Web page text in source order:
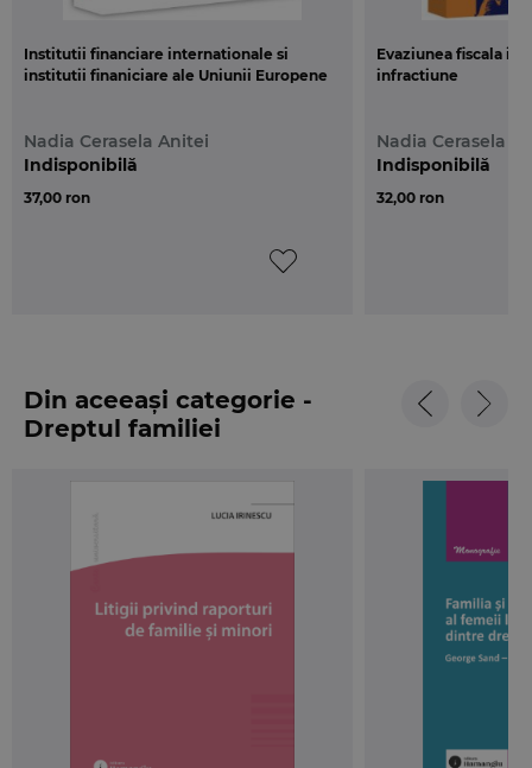
Institutii financiare internationale si
institutii finaniciare ale Uniunii Europene
Nadia Cerasela Anitei
37,00 ron
Indisponibilă
Evaziunea fiscala
infractiune
Nadia Cerasela
32,00 ron
Indisponibilă
Din aceeași categorie -
Dreptul familiei